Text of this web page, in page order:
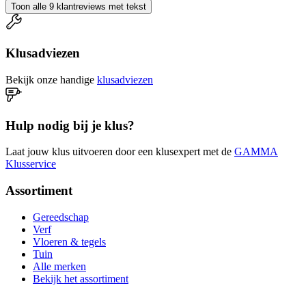
Toon alle 9 klantreviews met tekst
Klusadviezen
Bekijk onze handige klusadviezen
Hulp nodig bij je klus?
Laat jouw klus uitvoeren door een klusexpert met de GAMMA
Klusservice
Assortiment
Gereedschap
Verf
Vloeren & tegels
Tuin
Alle merken
Bekijk het assortiment